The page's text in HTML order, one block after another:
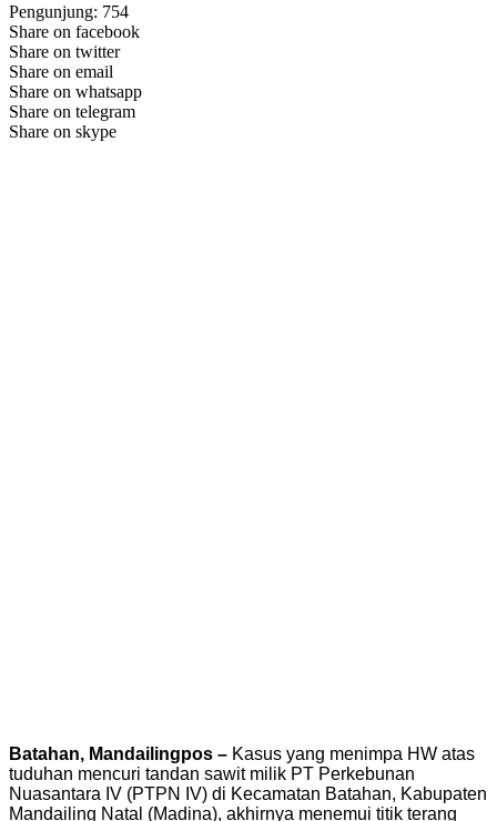
Pengunjung: 754
Share on facebook
Share on twitter
Share on email
Share on whatsapp
Share on telegram
Share on skype
Batahan, Mandailingpos – Kasus yang menimpa HW atas
tuduhan mencuri tandan sawit milik PT Perkebunan
Nuasantara IV (PTPN IV) di Kecamatan Batahan, Kabupaten
Mandailing Natal (Madina), akhirnya menemui titik terang